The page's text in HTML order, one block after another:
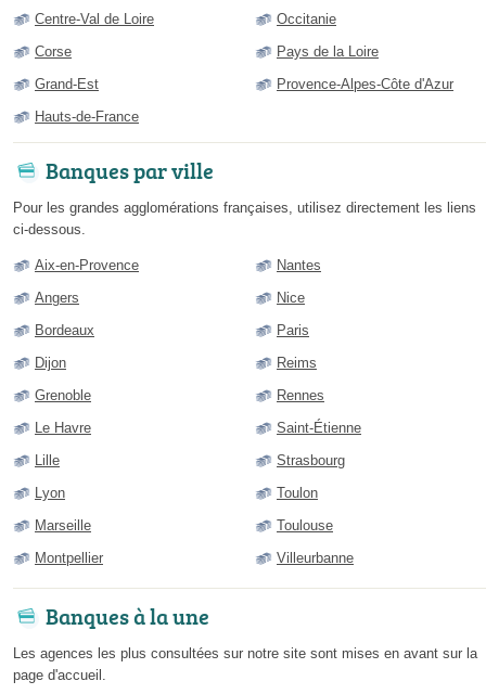
Centre-Val de Loire
Corse
Grand-Est
Hauts-de-France
Occitanie
Pays de la Loire
Provence-Alpes-Côte d'Azur
Banques par ville
Pour les grandes agglomérations françaises, utilisez directement les liens
ci-dessous.
Aix-en-Provence
Angers
Bordeaux
Dijon
Grenoble
Le Havre
Lille
Lyon
Marseille
Montpellier
Nantes
Nice
Paris
Reims
Rennes
Saint-Étienne
Strasbourg
Toulon
Toulouse
Villeurbanne
Banques à la une
Les agences les plus consultées sur notre site sont mises en avant sur la
page d'accueil.